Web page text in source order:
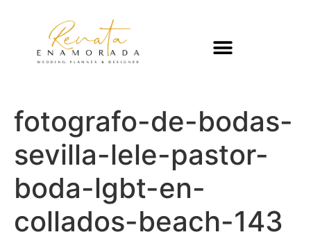
fotografo-de-bodas-
sevilla-lele-pastor-
boda-lgbt-en-
collados-beach-143